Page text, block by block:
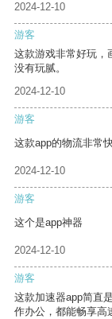
2024-12-10
游客
这款游戏非常好玩，
没有玩腻。
2024-12-10
游客
这款app的物流非常
2024-12-10
游客
这个是app神器
2024-12-10
游客
这款加速器app简直
作办公，都能畅享高